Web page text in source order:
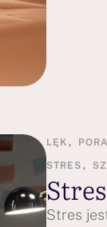
LĘK ,
STRES ,
Stres